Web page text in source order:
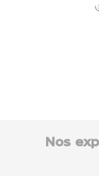
Nos